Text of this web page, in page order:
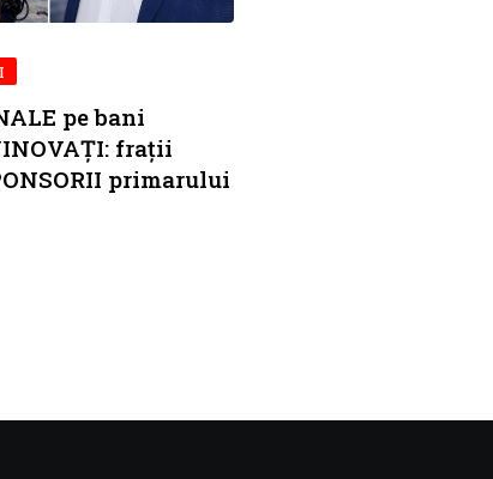
pe bani
frații
primarului